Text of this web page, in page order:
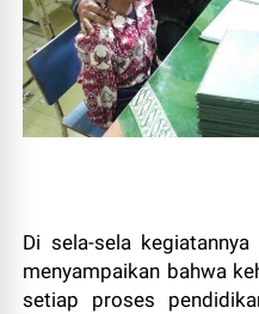
​Di sela-sela
menyampaikan bahwa
setiap proses